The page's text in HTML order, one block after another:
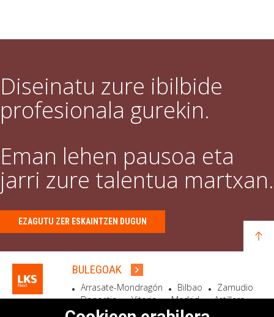
Diseinatu zure ibilbide
profesionala gurekin.
Eman lehen pausoa eta
jarri zure talentua martxan.
EZAGUTU ZER ESKAINTZEN DUGUN
BULEGOAK
Arrasate-Mondragón Bilbao
Zamudio
Donostia
Vitoria Madrid
Astillero
Bidart